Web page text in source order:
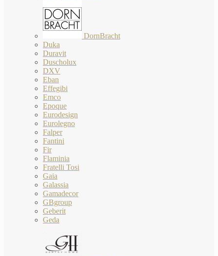
DornBracht
Duka
Duravit
Duscholux
DXV
Eban
Effegibi
Emco
Epoque
Eurodesign
Eurolegno
Falper
Fantini
Fir
Flaminia
Fratelli Tosi
Gaia
Galassia
Gamadecor
GBgroup
Geberit
Geda